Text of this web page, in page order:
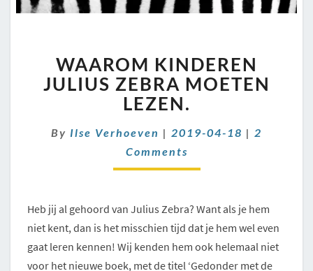
KINDEREN
JULIUS
ZEBRA
MOETEN
WAAROM KINDEREN
JULIUS ZEBRA MOETEN
LEZEN.
By Ilse Verhoeven | 2019-04-18 | 2
Comments
Heb jij al gehoord van Julius Zebra? Want als je hem
niet kent, dan is het misschien tijd dat je hem wel even
gaat leren kennen! Wij kenden hem ook helemaal niet
voor het nieuwe boek, met de titel ‘Gedonder met de